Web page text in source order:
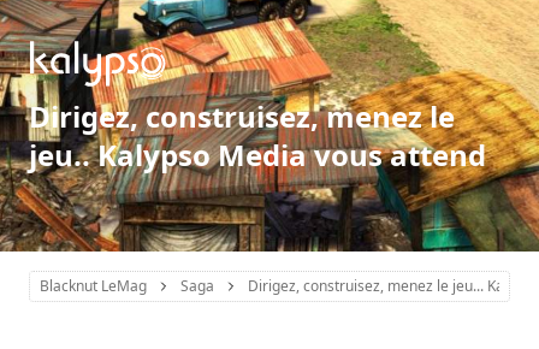
Dirigez, construisez, menez le
jeu.. Kalypso Media vous attend
Blacknut LeMag Saga Dirigez, construisez, menez le jeu...